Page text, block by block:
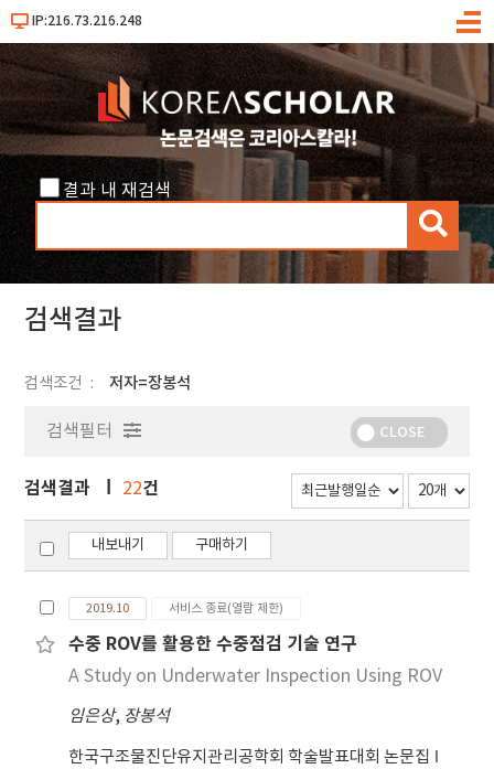
IP:216.73.216.248
메
결과 내 재검색
검
색
검색결과
검색조건 저자=장봉석
검색필터 CLOSE
검색결과 22건
내보내기 구매하기
2019.10 서비스 종료(열람 제한)
수중 ROV를 활용한 수중점검 기술 연구
A Study on Underwater Inspection Using ROV
임은상, 장봉석
한국구조물진단유지관리공학회 학술발표대회 논문집